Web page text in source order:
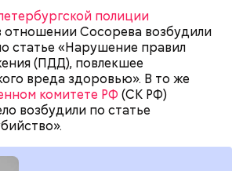
полиции
отношении Сосорева возбудили
статье «Нарушение правил
(ПДД), повлекшее
вреда здоровью». В то же
комитете РФ (СК РФ)
возбудили по статье
заняться